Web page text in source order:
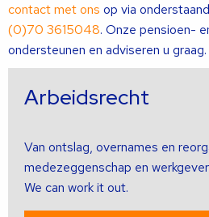
contact met ons op via
(0)70 3615048. Onze pensioen-
ondersteunen en adviseren u graag.
Arbeidsrecht
Van ontslag, overnames en
medezeggenschap en
We can work it out.